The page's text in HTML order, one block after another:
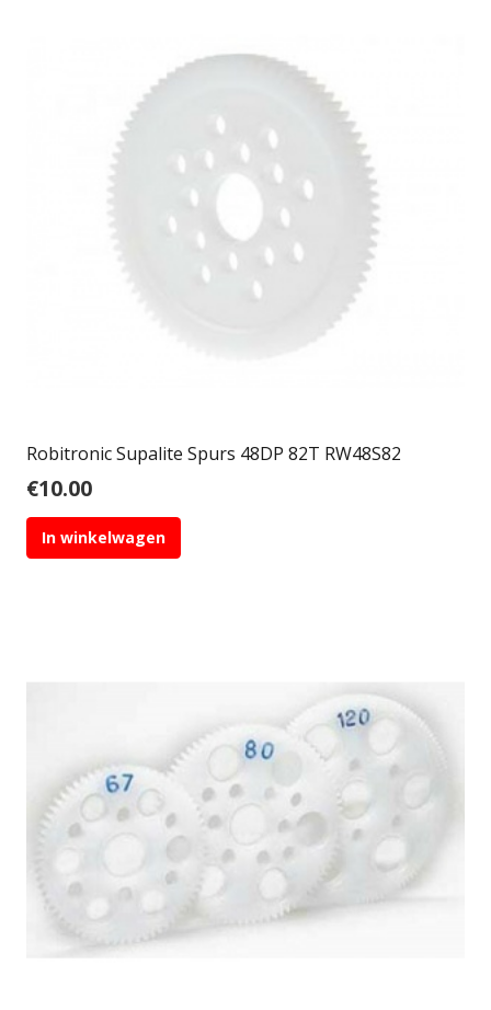
Robitronic Supalite Spurs 48DP 82T RW48S82
€10.00
In winkelwagen